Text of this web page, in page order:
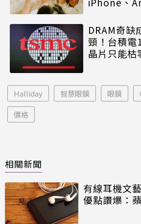
DRAM奇
頸！台積電
晶片只能枯
Halliday 智慧眼鏡 眼鏡
價格
相關新聞
有線耳機文
優點讚爆：